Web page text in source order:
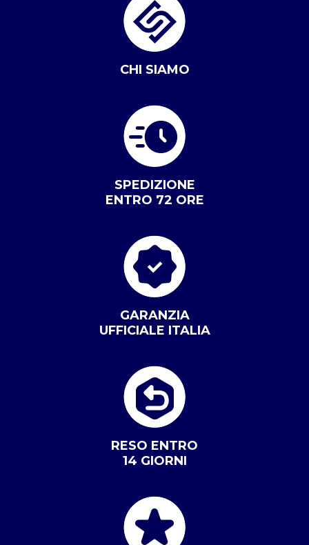
CHI SIAMO
SPEDIZIONE
ENTRO 72 ORE
GARANZIA
UFFICIALE ITALIA
RESO ENTRO
14 GIORNI